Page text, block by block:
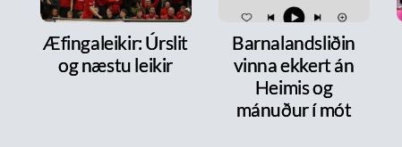
Æfingaleikir: Úrslit
og næstu leikir
Barnalandsliðin
vinna ekkert án
Heimis og
mánuður í mót